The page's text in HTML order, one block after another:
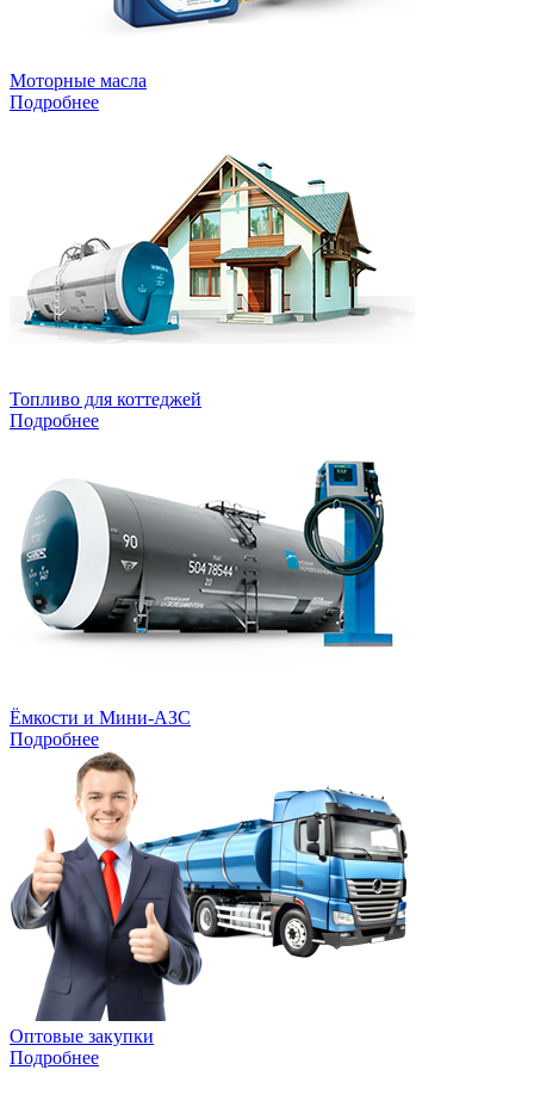
Моторные масла
Подробнее
Топливо для коттеджей
Подробнее
Ёмкости и Мини-АЗС
Подробнее
Оптовые закупки
Подробнее